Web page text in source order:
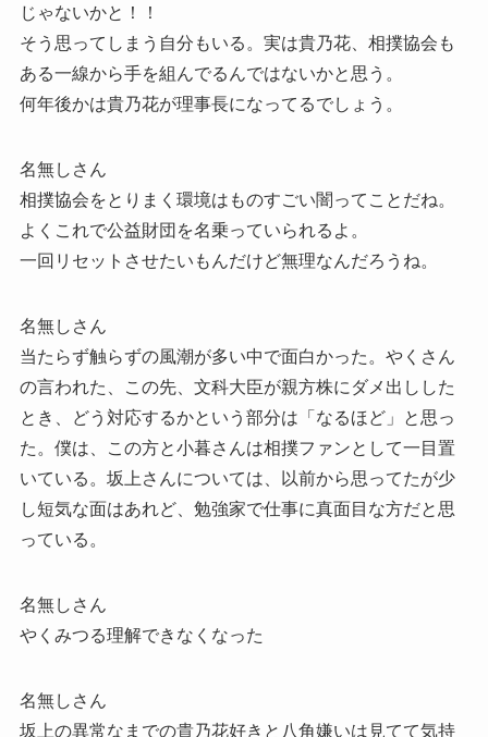
じゃないかと！！
そう思ってしまう自分もいる。実は貴乃花、相撲協会も
ある一線から手を組んでるんではないかと思う。
何年後かは貴乃花が理事長になってるでしょう。
名無しさん
相撲協会をとりまく環境はものすごい闇ってことだね。
よくこれで公益財団を名乗っていられるよ。
一回リセットさせたいもんだけど無理なんだろうね。
名無しさん
当たらず触らずの風潮が多い中で面白かった。やくさん
の言われた、この先、文科大臣が親方株にダメ出しした
とき、どう対応するかという部分は「なるほど」と思っ
た。僕は、この方と小暮さんは相撲ファンとして一目置
いている。坂上さんについては、以前から思ってたが少
し短気な面はあれど、勉強家で仕事に真面目な方だと思
っている。
名無しさん
やくみつる理解できなくなった
名無しさん
坂上の異常なまでの貴乃花好きと八角嫌いは見てて気持